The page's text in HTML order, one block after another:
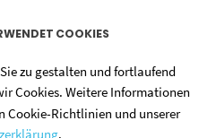
COOKIES
zu gestalten und fortlaufend
Cookies. Weitere Informationen
Cookie-Richtlinien und unserer
.